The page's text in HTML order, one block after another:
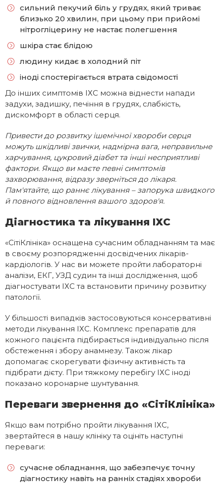
сильний пекучий біль у грудях, який триває
близько 20 хвилин, при цьому при прийомі
нітрогліцерину не настає полегшення
шкіра стає блідою
людину кидає в холодний піт
іноді спостерігається втрата свідомості
До інших симптомів ІХС можна віднести напади
задухи, задишку, печіння в грудях, слабкість,
дискомфорт в області серця.
Привести до розвитку ішемічної хвороби серця
можуть шкідливі звички, надмірна вага, неправильне
харчування, цукровий діабет та інші несприятливі
фактори. Якщо ви маєте певні симптомів
захворювання, відразу зверніться до лікаря.
Пам'ятайте, що раннє лікування – запорука швидкого
й повного відновлення вашого здоров'я.
Діагностика та лікування ІХС
«СітіКлініка» оснащена сучасним обладнанням та має
в своєму розпорядженні досвідчених лікарів-
кардіологів. У нас ви можете пройти лабораторні
аналізи, ЕКГ, УЗД судин та інші дослідження, щоб
діагностувати ІХС та встановити причину розвитку
патології.
У більшості випадків застосовуються консервативні
методи лікування ІХС. Комплекс препаратів для
кожного пацієнта підбирається індивідуально після
обстеження і збору анамнезу. Також лікар
допомагає скорегувати фізичну активність та
підібрати дієту. При тяжкому перебігу ІХС іноді
показано коронарне шунтування.
Переваги звернення до «СітіКлініка»
Якщо вам потрібно пройти лікування ІХС,
звертайтеся в нашу клініку та оцініть наступні
переваги:
сучасне обладнання, що забезпечує точну
діагностику навіть на ранніх стадіях хвороби